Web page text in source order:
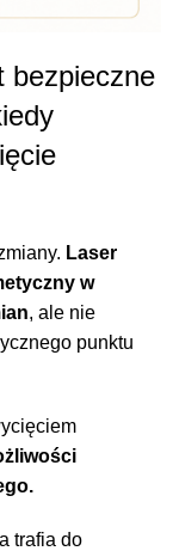
bezpieczne
Laser
w
, ale nie
punktu
trafia do